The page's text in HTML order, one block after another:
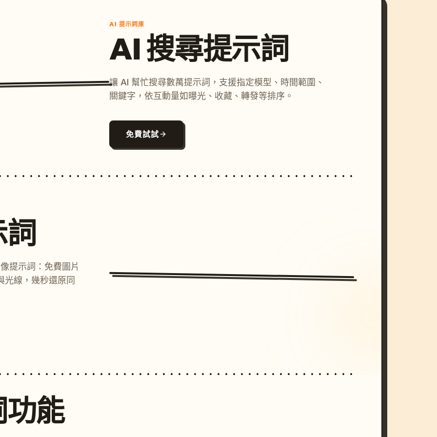
AI 提示詞庫
AI 搜尋提示詞
讓 AI 幫忙搜尋數萬提示詞，支援指定模型、時間範圍、
關鍵字，依互動量如曝光、收藏、轉發等排序。
免費試試
提示詞：免費圖片
光線，幾秒還原同
能